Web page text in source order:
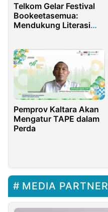
Telkom Gelar Festival
Bookeetasemua:
Mendukung Literasi
Pemprov Kaltara Akan
Mengatur TAPE dalam
Perda
MEDIA PARTNER